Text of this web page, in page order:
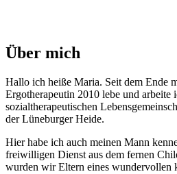
Über mich
Hallo ich heiße Maria. Seit dem Ende
Ergotherapeutin 2010 lebe und arbeite
sozialtherapeutischen
der Lüneburger Heide.
Hier habe ich auch meinen Mann
freiwilligen Dienst aus dem fernen
wurden wir Eltern eines wundervollen